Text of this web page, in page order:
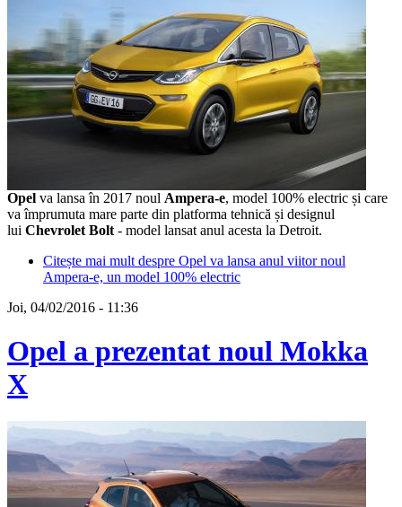
Opel va lansa în 2017 noul Ampera-e, model 100% electric și care
va împrumuta mare parte din platforma tehnică și designul
lui Chevrolet Bolt - model lansat anul acesta la Detroit.
Citește mai mult despre Opel va lansa anul viitor noul
Ampera-e, un model 100% electric
Joi, 04/02/2016 - 11:36
Opel a prezentat noul Mokka
X